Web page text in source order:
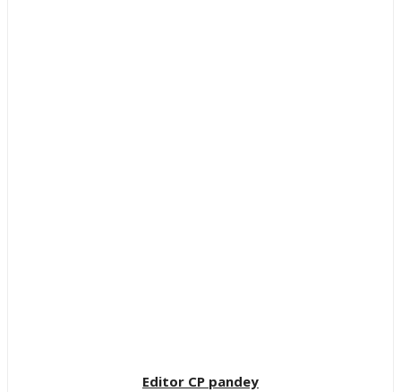
Editor CP pandey